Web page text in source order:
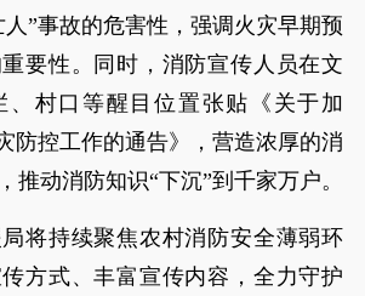
”事故的危害性，强调火灾早期预
要性。同时，消防宣传人员在文
、村口等醒目位置张贴《关于加
防控工作的通告》，营造浓厚的消
推动消防知识“下沉”到千家万户。
将持续聚焦农村消防安全薄弱环
方式、丰富宣传内容，全力守护